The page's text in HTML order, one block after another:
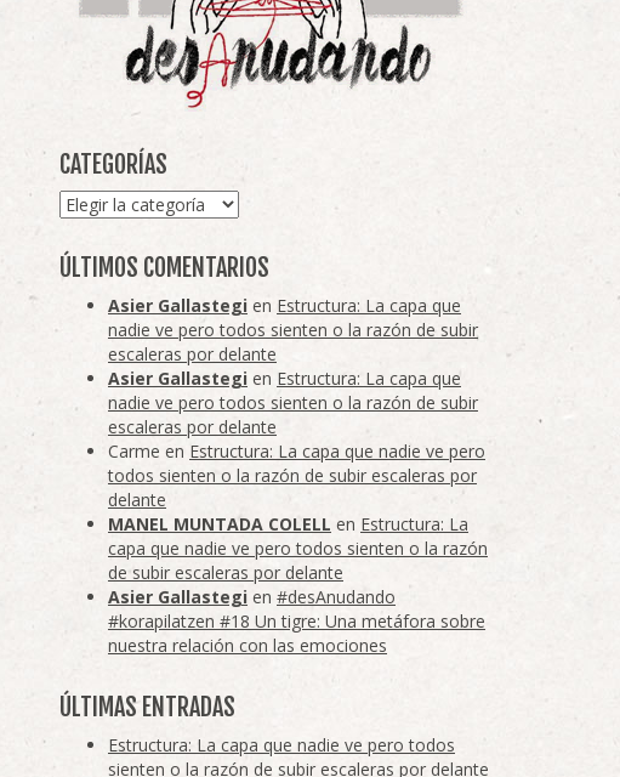
CATEGORÍAS
Categorías
ÚLTIMOS COMENTARIOS
Asier Gallastegi en Estructura: La capa que
nadie ve pero todos sienten o la razón de subir
escaleras por delante
Asier Gallastegi en Estructura: La capa que
nadie ve pero todos sienten o la razón de subir
escaleras por delante
Carme en Estructura: La capa que nadie ve pero
todos sienten o la razón de subir escaleras por
delante
MANEL MUNTADA COLELL en Estructura: La
capa que nadie ve pero todos sienten o la razón
de subir escaleras por delante
Asier Gallastegi en #desAnudando
#korapilatzen #18 Un tigre: Una metáfora sobre
nuestra relación con las emociones
ÚLTIMAS ENTRADAS
Estructura: La capa que nadie ve pero todos
sienten o la razón de subir escaleras por delante